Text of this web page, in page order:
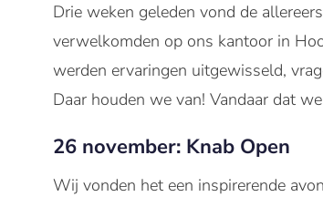
Drie weken geleden vond de
verwelkomden op ons kantoor in
werden ervaringen uitgewisseld,
Daar houden we van! Vandaar dat
26 november: Knab Open
Wij vonden het een inspirerende